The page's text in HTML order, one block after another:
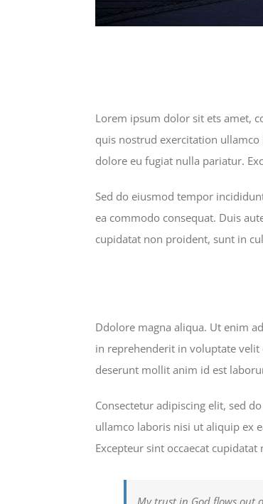
Lorem ipsum dolor sit ets amet,
quis nostrud exercitation
dolore eu fugiat nulla pariatur.
Sed do eiusmod tempor
ea commodo consequat. Duis
cupidatat non proident, sunt in
Ddolore magna aliqua. Ut enim
in reprehenderit in voluptate
deserunt mollit anim id est
Consectetur adipiscing elit, sed
ullamco laboris nisi ut aliquip ex
Excepteur sint occaecat
My trust in God flows out